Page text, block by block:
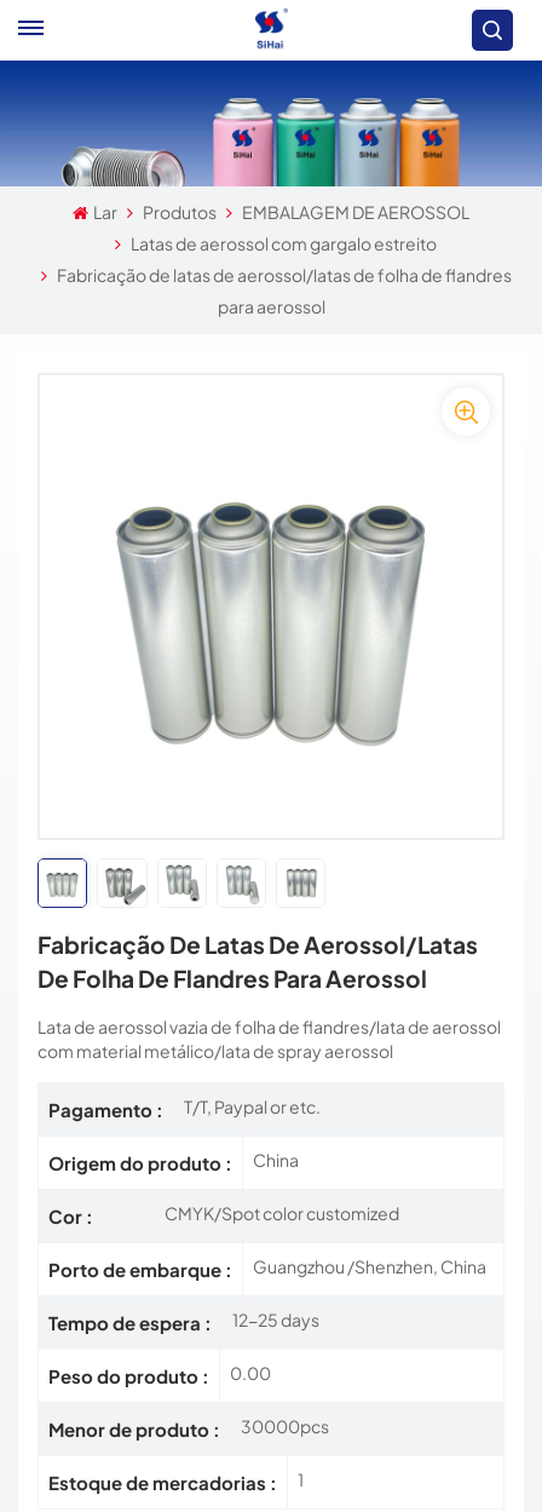
Lar Produtos
EMBALAGEM DE AEROSSOL
Latas de aerossol com gargalo estreito
Fabricação de latas de aerossol/latas de folha de flandres
para aerossol
Fabricação De Latas De Aerossol/latas
De Folha De Flandres Para Aerossol
Lata de aerossol vazia de folha de flandres/lata de aerossol
com material metálico/lata de spray aerossol
Pagamento : T/T, Paypal or etc.
Origem do produto : China
Cor : CMYK/Spot color customized
Porto de embarque : Guangzhou /Shenzhen, China
Tempo de espera : 12-25 days
Peso do produto : 0.00
Menor de produto : 30000pcs
Estoque de mercadorias : 1